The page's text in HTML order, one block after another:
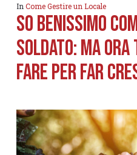
In Come Gestire un Locale
SO BENISSIMO
SOLDATO: MA
FARE PER FAR